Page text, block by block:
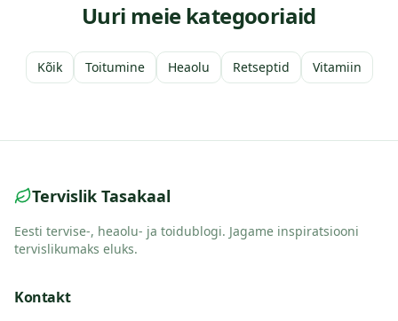
Uuri meie kategooriaid
Kõik Toitumine Heaolu Retseptid Vitamiin
Tervislik Tasakaal
Eesti tervise-, heaolu- ja toidublogi. Jagame inspiratsiooni
tervislikumaks eluks.
Kontakt